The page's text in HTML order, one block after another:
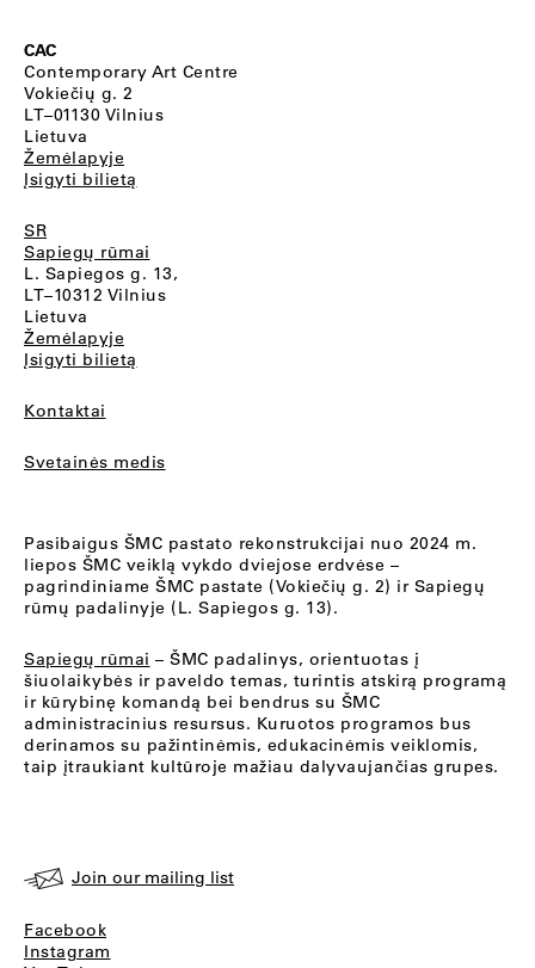
CAC
Contemporary Art Centre
Vokiečių g. 2
LT–01130 Vilnius
Lietuva
Žemėlapyje
Įsigyti bilietą
SR
Sapiegų rūmai
L. Sapiegos g. 13,
LT–10312 Vilnius
Lietuva
Žemėlapyje
Įsigyti bilietą
Kontaktai
Svetainės medis
Pasibaigus ŠMC pastato rekonstrukcijai nuo 2024 m.
liepos ŠMC veiklą vykdo dviejose erdvėse –
pagrindiniame ŠMC pastate (Vokiečių g. 2) ir Sapiegų
rūmų padalinyje (L. Sapiegos g. 13).
Sapiegų rūmai – ŠMC padalinys, orientuotas į
šiuolaikybės ir paveldo temas, turintis atskirą programą
ir kūrybinę komandą bei bendrus su ŠMC
administracinius resursus. Kuruotos programos bus
derinamos su pažintinėmis, edukacinėmis veiklomis,
taip įtraukiant kultūroje mažiau dalyvaujančias grupes.
Join our mailing list
Facebook
Instagram